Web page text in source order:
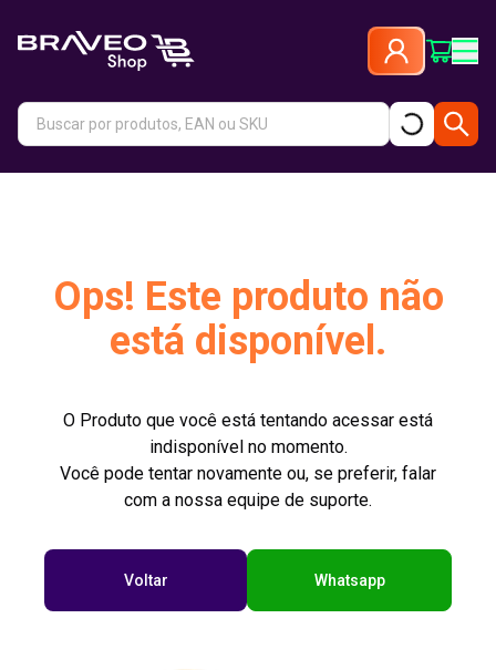
Ops! Este produto não
está disponível.
O Produto que você está tentando acessar está
indisponível no momento.
Você pode tentar novamente ou, se preferir, falar
com a nossa equipe de suporte.
Voltar Whatsapp